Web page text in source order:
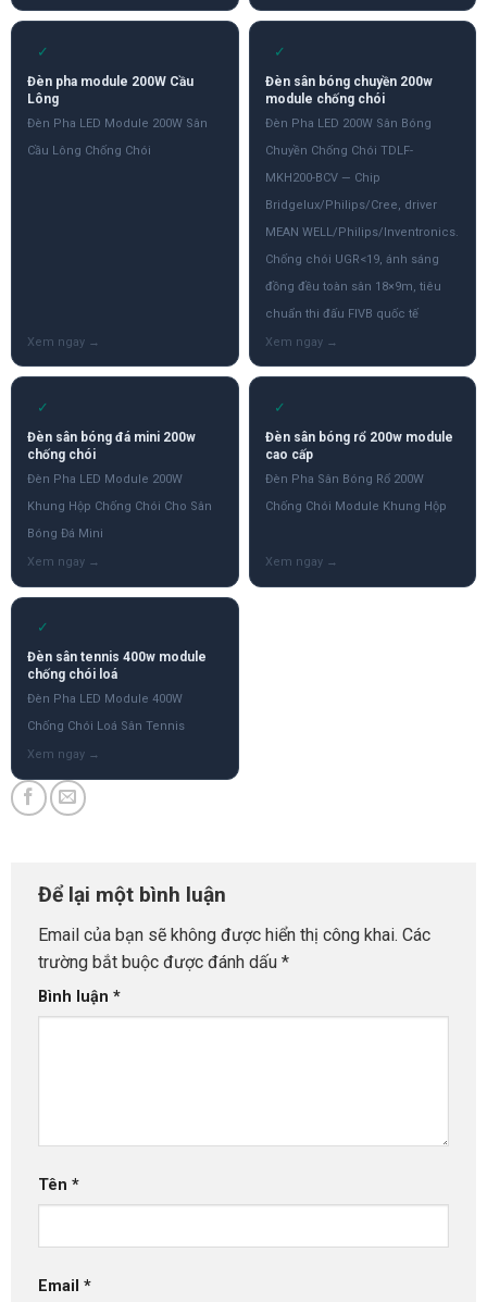
✓
Đèn pha module 200W Cầu
Lông
Đèn Pha LED Module 200W Sân
Cầu Lông Chống Chói
✓
Đèn sân bóng chuyền 200w
module chống chói
Đèn Pha LED 200W Sân Bóng
Chuyền Chống Chói TDLF-
MKH200-BCV — Chip
Bridgelux/Philips/Cree, driver
MEAN WELL/Philips/Inventronics.
Chống chói UGR<19, ánh sáng
đồng đều toàn sân 18×9m, tiêu
chuẩn thi đấu FIVB quốc tế
✓
Đèn sân bóng đá mini 200w
chống chói
Đèn Pha LED Module 200W
Khung Hộp Chống Chói Cho Sân
Bóng Đá Mini
✓
Đèn sân bóng rổ 200w module
cao cấp
Đèn Pha Sân Bóng Rổ 200W
Chống Chói Module Khung Hộp
✓
Đèn sân tennis 400w module
chống chói loá
Đèn Pha LED Module 400W
Chống Chói Loá Sân Tennis
Để lại một bình luận
Email của bạn sẽ không được hiển thị công khai. Các
trường bắt buộc được đánh dấu *
Bình luận *
Tên *
Email *